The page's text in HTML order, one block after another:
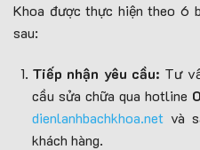
Khoa được thực hiện theo 6
sau:
Tiếp nhận yêu cầu: Tư
cầu sửa chữa qua hotline
dienlanhbachkhoa.netvà
khách hàng.